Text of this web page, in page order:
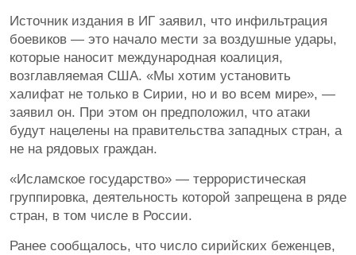
Источник издания в ИГ заявил, что инфильтрация
боевиков — это начало мести за воздушные удары,
которые наносит международная коалиция,
возглавляемая США. «Мы хотим установить
халифат не только в Сирии, но и во всем мире», —
заявил он. При этом он предположил, что атаки
будут нацелены на правительства западных стран, а
не на рядовых граждан.
«Исламское государство» — террористическая
группировка, деятельность которой запрещена в ряде
стран, в том числе в России.
Ранее сообщалось, что число сирийских беженцев,